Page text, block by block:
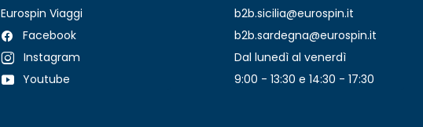
Eurospin Viaggi
Facebook
Instagram
Youtube
b2b.sicilia@eurospin.it
b2b.sardegna@eurospin.it
Dal lunedì al venerdì
9:00 - 13:30 e 14:30 - 17:30